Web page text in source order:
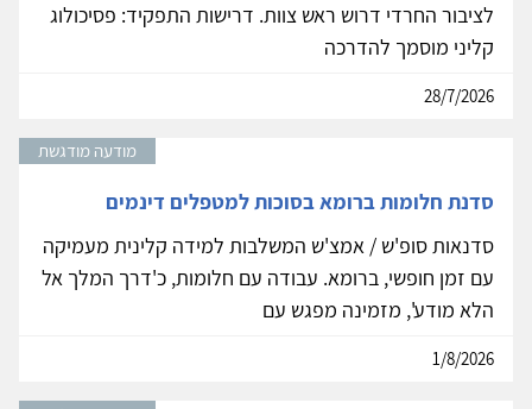
לציבור החרדי דרוש ראש צוות. דרישות התפקיד: פסיכולוג
קליני מוסמך להדרכה
28/7/2026
מודעה מודגשת
סדנת חלומות ברומא בסוכות למטפלים דינמים
סדנאות סופ'ש / אמצ'ש המשלבות למידה קלינית מעמיקה
עם זמן חופשי, ברומא. עבודה עם חלומות, כ'דרך המלך אל
הלא מודע', מזמינה מפגש עם
1/8/2026